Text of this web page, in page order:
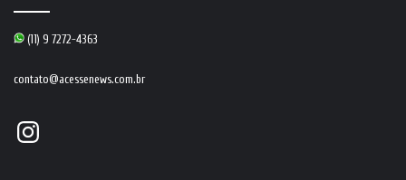
(11) 9 7272-4363
contato@acessenews.com.br
Instagram